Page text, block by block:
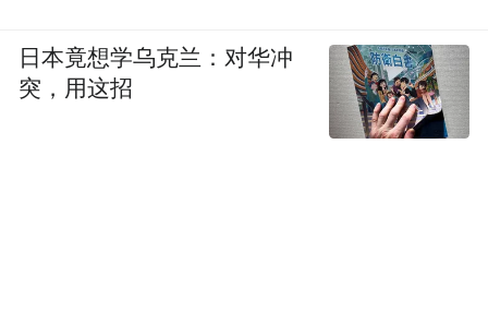
日本竟想学乌克兰：对华冲
突，用这招